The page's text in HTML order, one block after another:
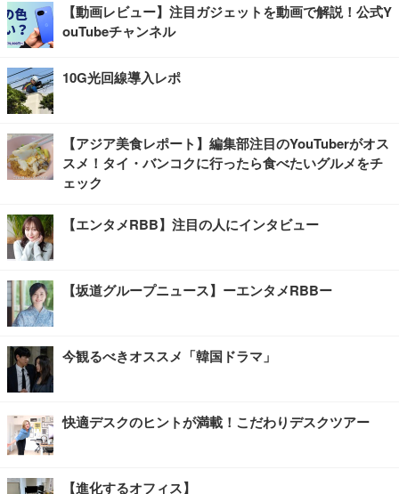
【動画レビュー】注目ガジェットを動画で解説！公式Y
ouTubeチャンネル
10G光回線導入レポ
【アジア美食レポート】編集部注目のYouTuberがオス
スメ！タイ・バンコクに行ったら食べたいグルメをチ
ェック
【エンタメRBB】注目の人にインタビュー
【坂道グループニュース】ーエンタメRBBー
今観るべきオススメ「韓国ドラマ」
快適デスクのヒントが満載！こだわりデスクツアー
【進化するオフィス】